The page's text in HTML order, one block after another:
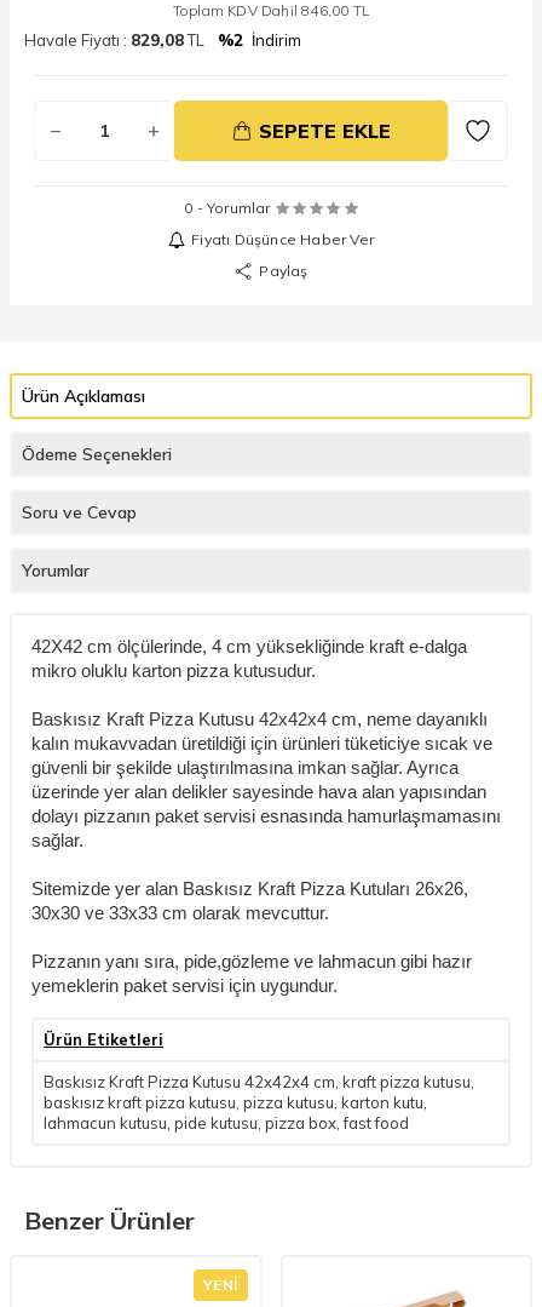
Toplam KDV Dahil846,00 TL
Havale Fiyatı : 829,08TL %2 İndirim
SEPETE EKLE
0 - Yorumlar
Fiyatı Düşünce Haber Ver
Paylaş
Ürün Açıklaması
Ödeme Seçenekleri
Soru ve Cevap
Yorumlar
42X42 cm ölçülerinde, 4 cm yüksekliğinde kraft e-dalga
mikro oluklu karton pizza kutusudur.
Baskısız Kraft Pizza Kutusu 42x42x4 cm, neme dayanıklı
kalın mukavvadan üretildiği için ürünleri tüketiciye sıcak ve
güvenli bir şekilde ulaştırılmasına imkan sağlar. Ayrıca
üzerinde yer alan delikler sayesinde hava alan yapısından
dolayı pizzanın paket servisi esnasında hamurlaşmamasını
sağlar.
Sitemizde yer alan Baskısız Kraft Pizza Kutuları 26x26,
30x30 ve 33x33 cm olarak mevcuttur.
Pizzanın yanı sıra, pide,gözleme ve lahmacun gibi hazır
yemeklerin paket servisi için uygundur.
Ürün Etiketleri
Baskısız Kraft Pizza Kutusu 42x42x4 cm, kraft pizza kutusu,
baskısız kraft pizza kutusu, pizza kutusu, karton kutu,
lahmacun kutusu, pide kutusu, pizza box,fast food
Benzer Ürünler
YENI